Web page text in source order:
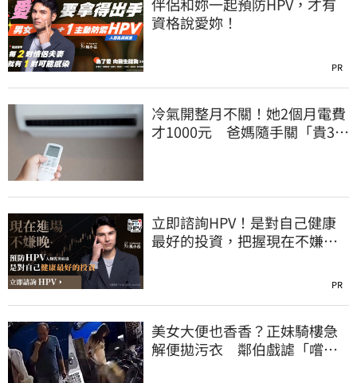
伴侶和妳一起預防HPV，才有
資格說愛妳！
PR
冷氣開整月不關！她2個月電費
才1000元 爸媽隨手關「貴3
立即諮詢HPV！是對自己健康
最好的投資，把握現在不嫌
PR
美女大便也香香？正妹騎樓急
解便拋污衣 鄰伯戲謔「嚐